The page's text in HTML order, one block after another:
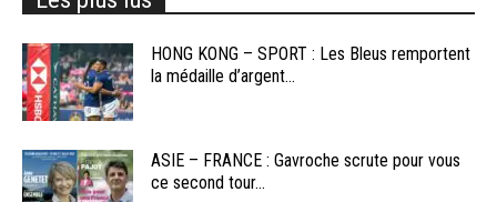
HONG KONG – SPORT : Les Bleus remportent
la médaille d’argent...
ASIE – FRANCE : Gavroche scrute pour vous
ce second tour...